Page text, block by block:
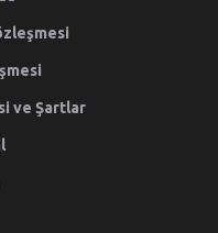
ve Şartlar